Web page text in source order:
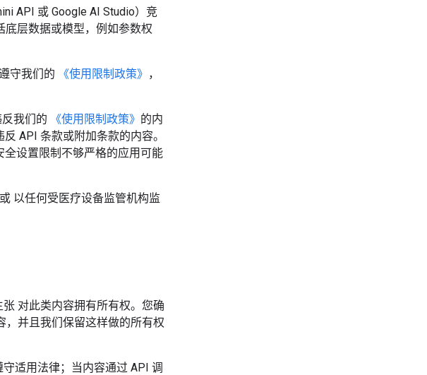
API 或 Google AI Studio）竞
层数据或模型，例如参数权
守我们的 《使用限制政策》 ，
我们的 《使用限制政策》 的内
API 条款或附加条款的内容。
全设置限制不够严格的应用可能
以任何受医疗设备监管机构监
对此类内容拥有所有权。您确
，并且我们保留这样做的所有权
适用法律；当内容通过 API 调